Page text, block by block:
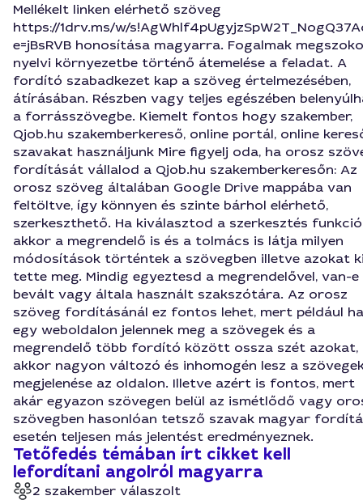
Mellékelt linken elérhető szöveg
https://1drv.ms/w/
e=jBsRVB honosítása magyarra. Fogalmak
nyelvi környezetbe történő átemelése a feladat. A
fordító szabadkezet kap a szöveg értelmezésében,
átírásában. Részben vagy teljes egészében
a forrásszövegbe. Kiemelt fontos hogy szakember,
Qjob.hu szakemberkereső, online portál, online
szavakat használjunk Mire figyelj oda, ha orosz
fordítását vállalod a Qjob.hu szakemberkeresőn: Az
orosz szöveg általában Google Drive mappába van
feltöltve, így könnyen és szinte bárhol elérhető,
szerkeszthető. Ha kiválasztod a szerkesztés
akkor a megrendelő is és a tolmács is látja milyen
módosítások történtek a szövegben illetve azokat
tette meg. Mindig egyeztesd a megrendelővel, van-e
bevált vagy általa használt szakszótára. Az orosz
szöveg fordításánál ez fontos lehet, mert például ha
egy weboldalon jelennek meg a szövegek és a
megrendelő több fordító között ossza szét azokat,
akkor nagyon változó és inhomogén lesz a
megjelenése az oldalon. Illetve azért is fontos, mert
akár egyazon szövegen belül az ismétlődő vagy
szövegben hasonlóan tetsző szavak magyar
esetén teljesen más jelentést eredményeznek.
Tetőfedés témában írt cikket kell
lefordítani angolról magyarra
2 szakember válaszolt